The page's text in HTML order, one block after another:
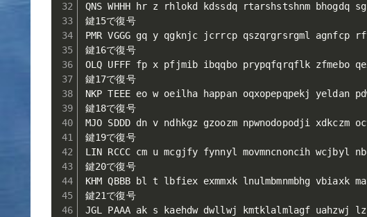
QNS WHHH hr z rhlokd kdssdq rtarshstshnm bhogdq
鍵15で復号
PMR VGGG gq y qgknjc jcrrcp qszqrgrsrgml
鍵16で復号
OLQ UFFF fp x pfjmib ibqqbo prypqfqrqflk zfmebo
鍵17で復号
NKP TEEE eo w oeilha happan oqxopepqpekj yeldan
鍵18で復号
MJO SDDD dn v ndhkgz gzoozm npwnodopodji
鍵19で復号
LIN RCCC cm u mcgjfy fynnyl movmncnoncih wcjbyl
鍵20で復号
KHM QBBB bl t lbfiex exmmxk lnulmbmnmbhg vbiaxk
鍵21で復号
JGL PAAA ak s kaehdw dwllwj kmtklalmlagf uahzwj